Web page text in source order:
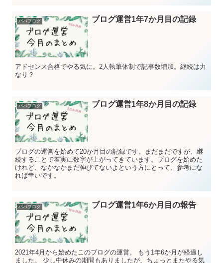
パパブログ ブログ運営1年7か月目の記録
アドセンス合格でやる気に。2人執筆体制で記事数増加。継続は力
なり？
パパブログ ブログ運営1年8か月目の記録
ブログの運営を始めて20か月目の記録です。まだまだですが、継
続することで着実に数字が上がってきています。ブログを始めた
けれど、なかなかまだ伸びてないよという方にとって、参考にな
れば幸いです。
パパブログ ブログ運営1年6か月目の報告
2021年4月から始めたこのブログの運営。 もう1年6か月が経過し
ました。 少し中休みの期間もありましたが、ちょっとまたやる気